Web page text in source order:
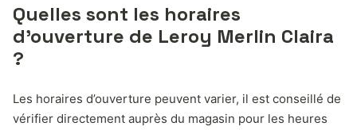
Quelles sont les horaires
d’ouverture de Leroy Merlin Claira
?
Les horaires d’ouverture peuvent varier, il est conseillé de
vérifier directement auprès du magasin pour les heures